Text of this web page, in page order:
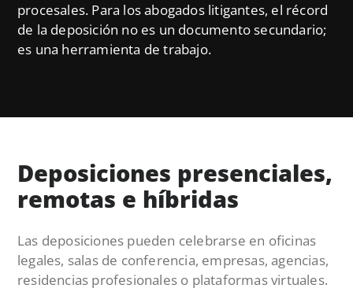
procesales. Para los abogados litigantes, el récord
de la deposición no es un documento secundario;
es una herramienta de trabajo.
Deposiciones presenciales,
remotas e híbridas
Las deposiciones pueden celebrarse en oficinas
legales, salas de conferencia, empresas, agencias,
residencias profesionales o plataformas virtuales.